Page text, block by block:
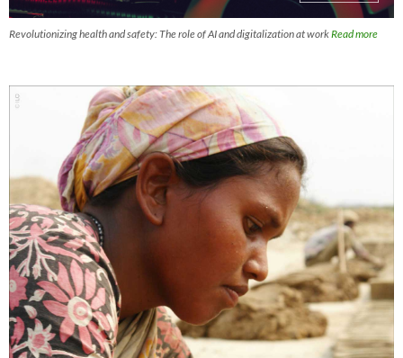
Revolutionizing health and safety: The role of AI and digitalization at workRead more